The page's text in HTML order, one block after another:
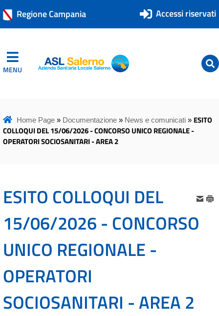
Regione Campania Accessi riservati
MENU ASL Salerno
ASL Salerno
Home Page» Documentazione» News e comunicati» ESITO
COLLOQUI DEL 15/06/2026 - CONCORSO UNICO REGIONALE -
OPERATORI SOCIOSANITARI - AREA 2
ESITO COLLOQUI DEL
15/06/2026 - CONCORSO
UNICO REGIONALE -
OPERATORI
SOCIOSANITARI - AREA 2